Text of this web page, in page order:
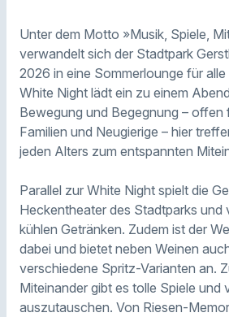
Unter dem Motto »Musik, Spiele,
verwandelt sich der Stadtpark
2026 in eine Sommerlounge für
White Night lädt ein zu einem
Bewegung und Begegnung – offen
Familien und Neugierige – hier
jeden Alters zum entspannten
Parallel zur White Night spielt die
Heckentheater des Stadtparks und
kühlen Getränken. Zudem ist der
dabei und bietet neben Weinen
verschiedene Spritz-Varianten an.
Miteinander gibt es tolle Spiele und
auszutauschen. Von Riesen-